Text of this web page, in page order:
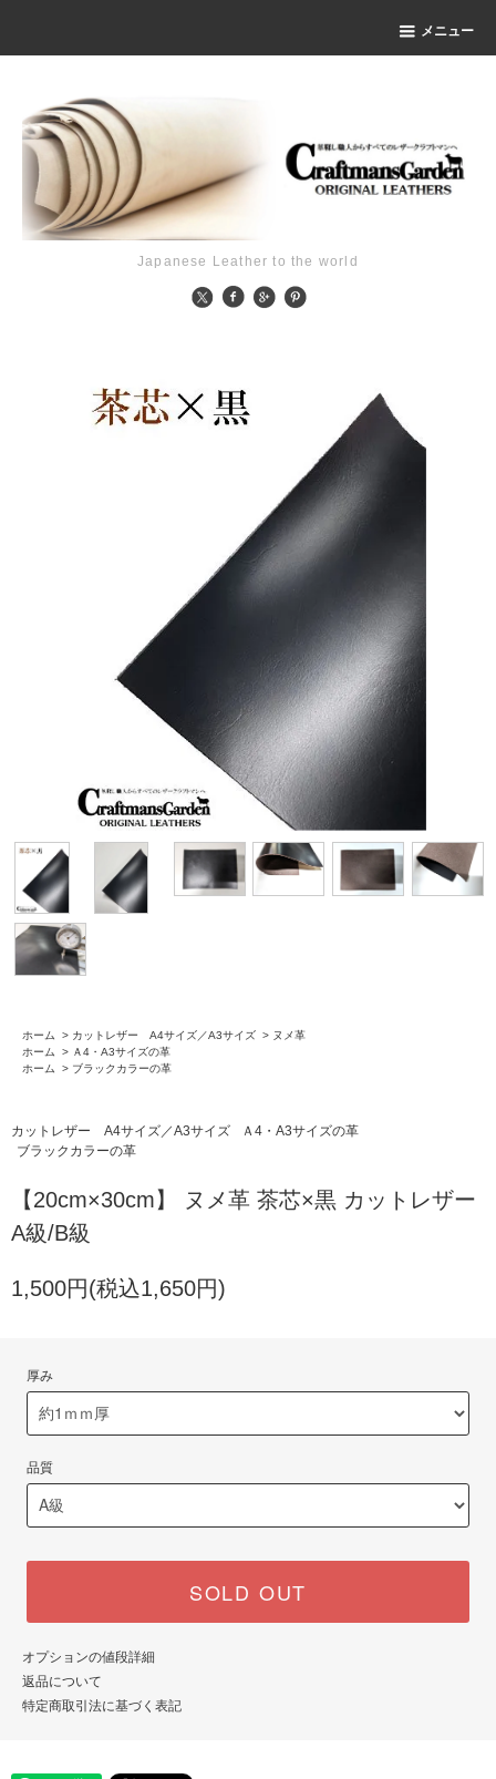
メニュー
Japanese Leather to the world
ホーム > カットレザー A4サイズ／A3サイズ > ヌメ革
ホーム
> Ａ4・A3サイズの革
ホーム
> ブラックカラーの革
カットレザー A4サイズ／A3サイズ
Ａ4・A3サイズの革
ブラックカラーの革
【20cm×30cm】 ヌメ革 茶芯×黒 カットレザー
A級/B級
1,500円(税込1,650円)
厚み
品質
SOLD OUT
オプションの値段詳細
返品について
特定商取引法に基づく表記